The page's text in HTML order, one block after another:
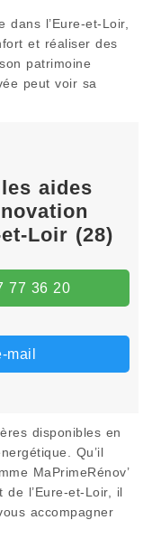
l’Eure-et-Loir,
et réaliser des
patrimoine
peut voir sa
aides
Loir (28)
77 36 20
mail
disponibles en
Qu’il
MaPrimeRénov’
de l’Eure-et-Loir, il
accompagner